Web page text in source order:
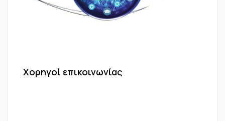
Χορηγοί επικοινωνίας